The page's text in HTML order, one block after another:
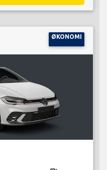
ØKONOMI